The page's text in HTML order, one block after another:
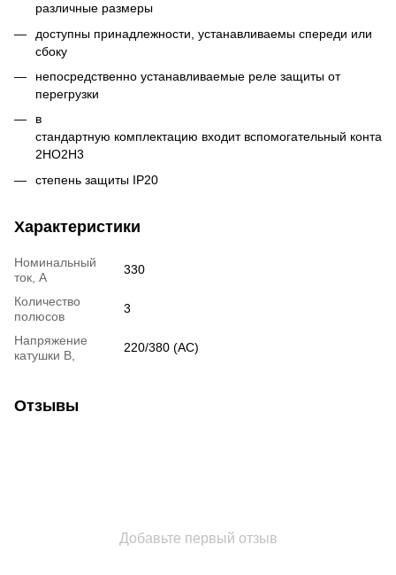
различные размеры
доступны принадлежности, устанавливаемы спереди или
сбоку
непосредственно устанавливаемые реле защиты от
перегрузки
в
стандартную комплектацию входит вспомогательный контакт
2НО2Н3
степень защиты IP20
Характеристики
Номинальный
ток, А
330
Количество
полюсов
3
Напряжение
катушки В,
220/380 (АС)
Отзывы
Добавьте первый отзыв